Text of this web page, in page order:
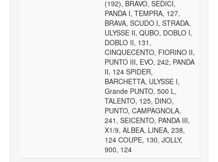
(192), BRAVO, SEDICI,
PANDA I, TEMPRA, 127,
BRAVA, SCUDO I, STRADA,
ULYSSE II, QUBO, DOBLO I,
DOBLO II, 131,
CINQUECENTO, FIORINO II,
PUNTO III, EVO, 242, PANDA
II, 124 SPIDER,
BARCHETTA, ULYSSE I,
Grande PUNTO, 500 L,
TALENTO, 125, DINO,
PUNTO, CAMPAGNOLA,
241, SEICENTO, PANDA III,
X1/9, ALBEA, LINEA, 238,
124 COUPE, 130, JOLLY,
900, 124